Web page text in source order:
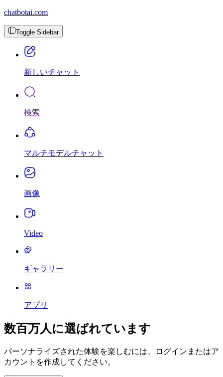
chatbotai.com
Toggle Sidebar
新しいチャット
検索
マルチモデルチャット
画像
Video
ギャラリー
アプリ
数百万人に選ばれています
パーソナライズされた体験を楽しむには、ログインまたはア
カウントを作成してください。